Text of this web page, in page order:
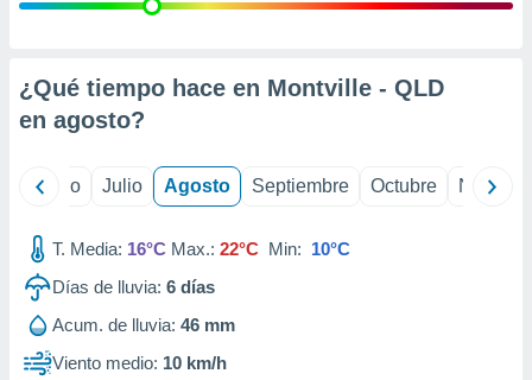
e
mediante
de
1199
¿Qué tiempo hace en Montville - QLD
en agosto?
Junio Julio Agosto Septiembre Octubre
T. Media: 16°C Max.: 22°C Min: 10°C
Días de lluvia: 6 días
Acum. de lluvia: 46 mm
Viento medio: 10 km/h